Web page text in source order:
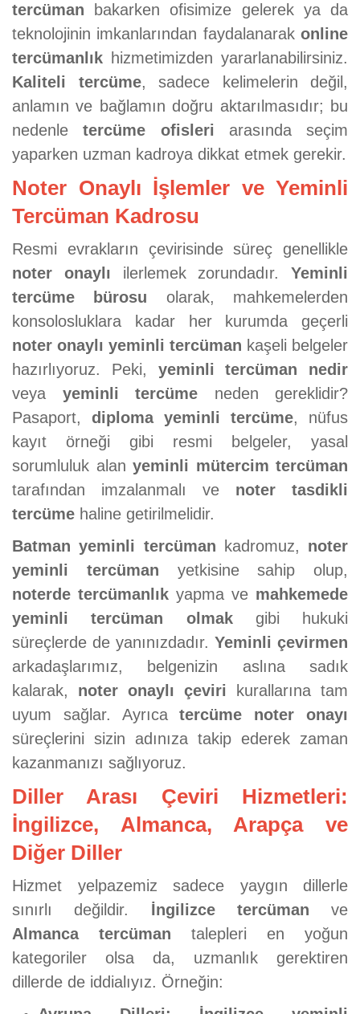
tercüman bakarken ofisimize gelerek ya da
teknolojinin imkanlarından faydalanarak online
tercümanlık hizmetimizden yararlanabilirsiniz.
Kaliteli tercüme, sadece kelimelerin değil,
anlamın ve bağlamın doğru aktarılmasıdır; bu
nedenletercüme ofisleri arasında seçim
yaparken uzman kadroya dikkat etmek gerekir.
Noter Onaylı İşlemler ve Yeminli
Tercüman Kadrosu
Resmi evrakların çevirisinde süreç genellikle
noter onaylı ilerlemek zorundadır. Yeminli
tercüme bürosu olarak, mahkemelerden
konsolosluklara kadar her kurumda geçerli
noter onaylı yeminli tercüman kaşeli belgeler
hazırlıyoruz. Peki, yeminli tercüman nedir
veya yeminli tercüme neden gereklidir?
Pasaport, diploma yeminli tercüme, nüfus
kayıt örneği gibi resmi belgeler, yasal
sorumluluk alan yeminli mütercim tercüman
tarafından imzalanmalı ve noter tasdikli
tercüme haline getirilmelidir.
Batman yeminli tercüman kadromuz, noter
yeminli tercüman yetkisine sahip olup,
noterde tercümanlık yapma ve mahkemede
yeminli tercüman olmakgibi hukuki
süreçlerde de yanınızdadır. Yeminli çevirmen
arkadaşlarımız, belgenizin aslına sadık
kalarak, noter onaylı çeviri kurallarına tam
uyum sağlar. Ayrıcatercüme noter onayı
süreçlerini sizin adınıza takip ederek zaman
kazanmanızı sağlıyoruz.
Diller Arası Çeviri Hizmetleri:
İngilizce, Almanca, Arapça ve
Diğer Diller
Hizmet yelpazemiz sadece yaygın dillerle
sınırlı değildir. İngilizce tercüman ve
Almanca tercüman talepleri en yoğun
kategoriler olsa da, uzmanlık gerektiren
dillerde de iddialıyız. Örneğin: